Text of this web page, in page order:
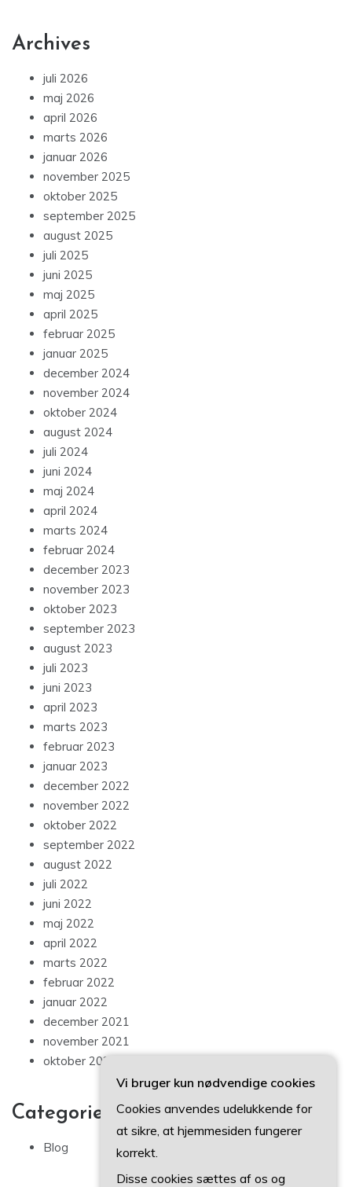
Archives
juli 2026
maj 2026
april 2026
marts 2026
januar 2026
november 2025
oktober 2025
september 2025
august 2025
juli 2025
juni 2025
maj 2025
april 2025
februar 2025
januar 2025
december 2024
november 2024
oktober 2024
august 2024
juli 2024
juni 2024
maj 2024
april 2024
marts 2024
februar 2024
december 2023
november 2023
oktober 2023
september 2023
august 2023
juli 2023
juni 2023
april 2023
marts 2023
februar 2023
januar 2023
december 2022
november 2022
oktober 2022
september 2022
august 2022
juli 2022
juni 2022
maj 2022
april 2022
marts 2022
februar 2022
januar 2022
december 2021
november 2021
oktober 2021
Categories
Blog
Vi bruger kun nødvendige cookies
Cookies anvendes udelukkende for
at sikre, at hjemmesiden fungerer
korrekt.
Disse cookies sættes af os og